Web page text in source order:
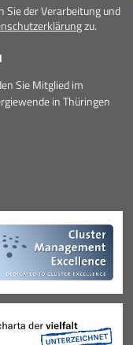
der Verarbeitung und
zu.
Sie Mitglied im
in Thüringen